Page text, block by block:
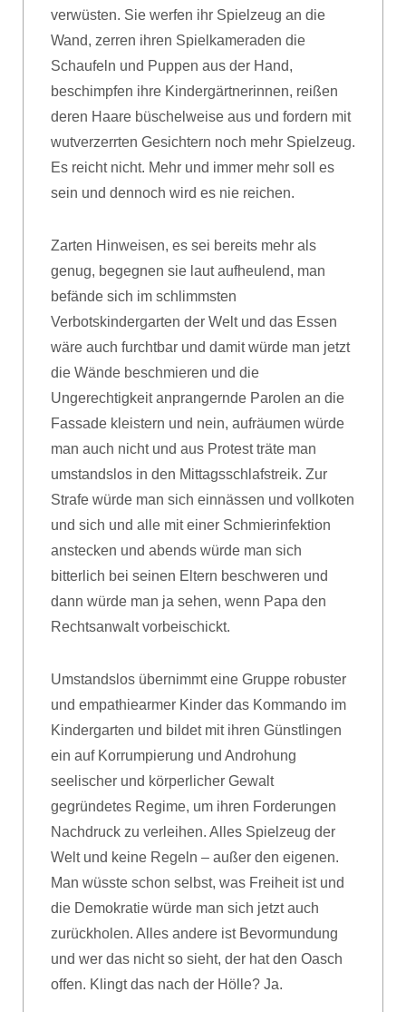
verwüsten. Sie werfen ihr Spielzeug an die
Wand, zerren ihren Spielkameraden die
Schaufeln und Puppen aus der Hand,
beschimpfen ihre Kindergärtnerinnen, reißen
deren Haare büschelweise aus und fordern mit
wutverzerrten Gesichtern noch mehr Spielzeug.
Es reicht nicht. Mehr und immer mehr soll es
sein und dennoch wird es nie reichen.
Zarten Hinweisen, es sei bereits mehr als
genug, begegnen sie laut aufheulend, man
befände sich im schlimmsten
Verbotskindergarten der Welt und das Essen
wäre auch furchtbar und damit würde man jetzt
die Wände beschmieren und die
Ungerechtigkeit anprangernde Parolen an die
Fassade kleistern und nein, aufräumen würde
man auch nicht und aus Protest träte man
umstandslos in den Mittagsschlafstreik. Zur
Strafe würde man sich einnässen und vollkoten
und sich und alle mit einer Schmierinfektion
anstecken und abends würde man sich
bitterlich bei seinen Eltern beschweren und
dann würde man ja sehen, wenn Papa den
Rechtsanwalt vorbeischickt.
Umstandslos übernimmt eine Gruppe robuster
und empathiearmer Kinder das Kommando im
Kindergarten und bildet mit ihren Günstlingen
ein auf Korrumpierung und Androhung
seelischer und körperlicher Gewalt
gegründetes Regime, um ihren Forderungen
Nachdruck zu verleihen. Alles Spielzeug der
Welt und keine Regeln – außer den eigenen.
Man wüsste schon selbst, was Freiheit ist und
die Demokratie würde man sich jetzt auch
zurückholen. Alles andere ist Bevormundung
und wer das nicht so sieht, der hat den Oasch
offen. Klingt das nach der Hölle? Ja.